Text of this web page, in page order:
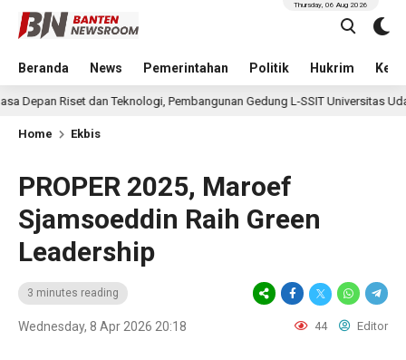
Beranda News Pemerintahan Politik Hukrim
Thursday, 06 Aug 2026
dan Teknologi, Pembangunan Gedung L-SSIT Universitas Udayana Capai
Home Ekbis
PROPER 2025, Maroef
Sjamsoeddin Raih Green
Leadership
3 minutes reading
Wednesday, 8 Apr 2026 20:18 44 Editor